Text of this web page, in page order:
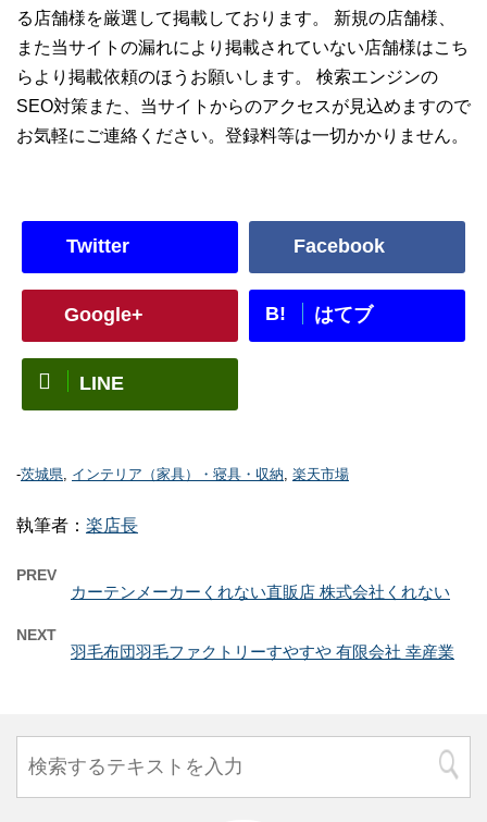
る店舗様を厳選して掲載しております。 新規の店舗様、
また当サイトの漏れにより掲載されていない店舗様はこち
らより掲載依頼のほうお願いします。 検索エンジンの
SEO対策また、当サイトからのアクセスが見込めますので
お気軽にご連絡ください。登録料等は一切かかりません。
Twitter Facebook
Google+ B! はてブ
LINE
-茨城県, インテリア（家具）・寝具・収納, 楽天市場
執筆者： 楽店長
PREV
カーテンメーカーくれない直販店 株式会社くれない
NEXT
羽毛布団羽毛ファクトリーすやすや 有限会社 幸産業